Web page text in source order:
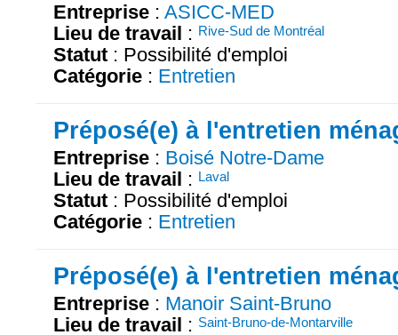
Entreprise : ASICC-MED
Lieu de travail : Rive-Sud de Montréal
Statut : Possibilité d'emploi
Catégorie : Entretien
Préposé(e) à l'entretien
Entreprise : Boisé Notre-Dame
Lieu de travail : Laval
Statut : Possibilité d'emploi
Catégorie : Entretien
Préposé(e) à l'entretien
Entreprise : Manoir Saint-Bruno
Lieu de travail : Saint-Bruno-de-Montarville